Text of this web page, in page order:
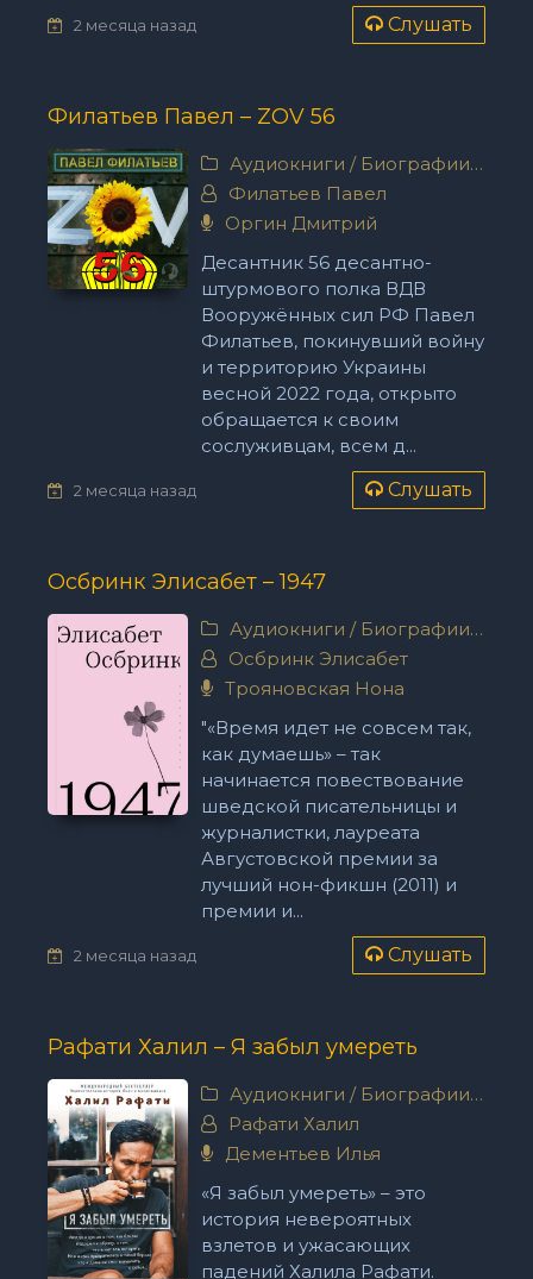
2 месяца назад Слушать
Филатьев Павел – ZOV 56
Аудиокниги / Биографии, мемуары
Филатьев Павел
Оргин Дмитрий
Десантник 56 десантно-
штурмового полка ВДВ
Вооружённых сил РФ Павел
Филатьев, покинувший войну
и территорию Украины
весной 2022 года, открыто
обращается к своим
сослуживцам, всем д...
2 месяца назад Слушать
Осбринк Элисабет – 1947
Аудиокниги / Биографии, мемуары
Осбринк Элисабет
Трояновская Нона
"«Время идет не совсем так,
как думаешь» – так
начинается повествование
шведской писательницы и
журналистки, лауреата
Августовской премии за
лучший нон-фикшн (2011) и
премии и...
2 месяца назад Слушать
Рафати Халил – Я забыл умереть
Аудиокниги / Биографии, мемуары
Рафати Халил
Дементьев Илья
«Я забыл умереть» – это
история невероятных
взлетов и ужасающих
падений Халила Рафати.